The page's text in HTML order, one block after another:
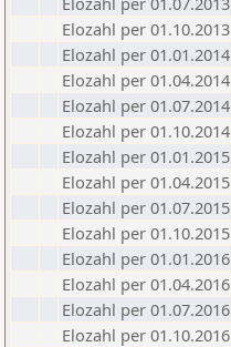
Elozahl per 01.10.2013
Elozahl per 01.01.2014
Elozahl per 01.04.2014
Elozahl per 01.07.2014
Elozahl per 01.10.2014
Elozahl per 01.01.2015
Elozahl per 01.04.2015
Elozahl per 01.07.2015
Elozahl per 01.10.2015
Elozahl per 01.01.2016
Elozahl per 01.04.2016
Elozahl per 01.07.2016
Elozahl per 01.10.2016